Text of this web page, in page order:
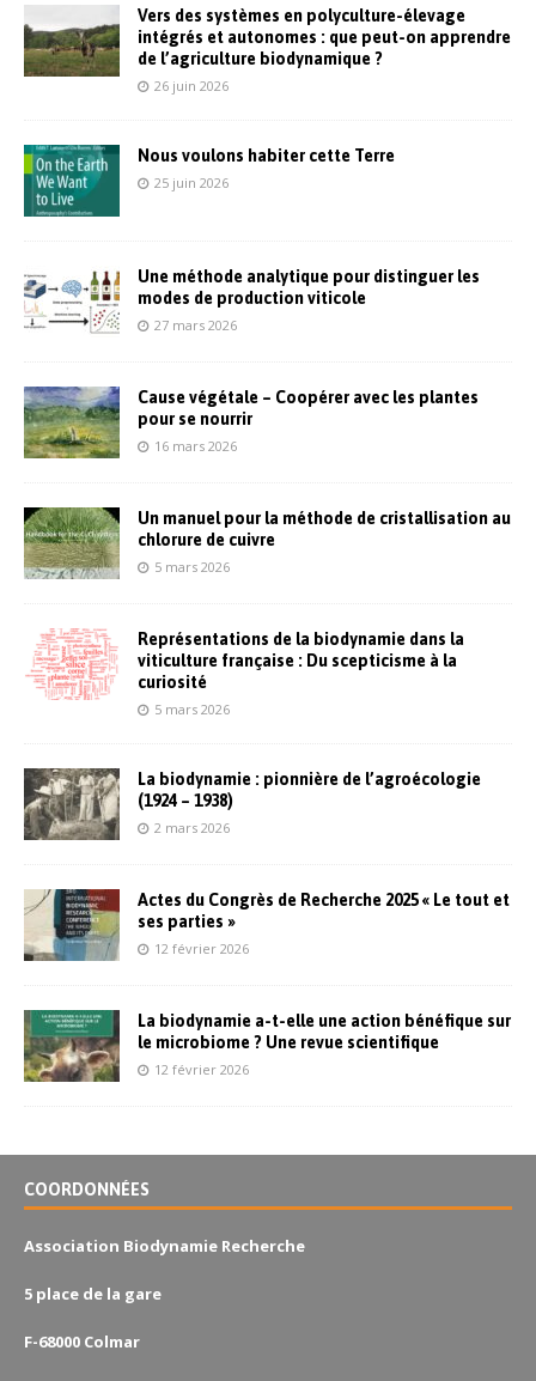
Vers des systèmes en polyculture-élevage
intégrés et autonomes : que peut-on apprendre
de l’agriculture biodynamique ?
26 juin 2026
Nous voulons habiter cette Terre
25 juin 2026
Une méthode analytique pour distinguer les
modes de production viticole
27 mars 2026
Cause végétale – Coopérer avec les plantes
pour se nourrir
16 mars 2026
Un manuel pour la méthode de cristallisation au
chlorure de cuivre
5 mars 2026
Représentations de la biodynamie dans la
viticulture française : Du scepticisme à la
curiosité
5 mars 2026
La biodynamie : pionnière de l’agroécologie
(1924 – 1938)
2 mars 2026
Actes du Congrès de Recherche 2025 « Le tout et
ses parties »
12 février 2026
La biodynamie a-t-elle une action bénéfique sur
le microbiome ? Une revue scientifique
12 février 2026
COORDONNÉES
Association Biodynamie Recherche
5 place de la gare
F-68000 Colmar